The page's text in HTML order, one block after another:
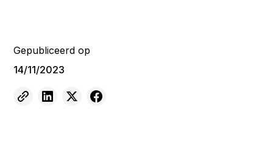
Gepubliceerd op
14/11/2023